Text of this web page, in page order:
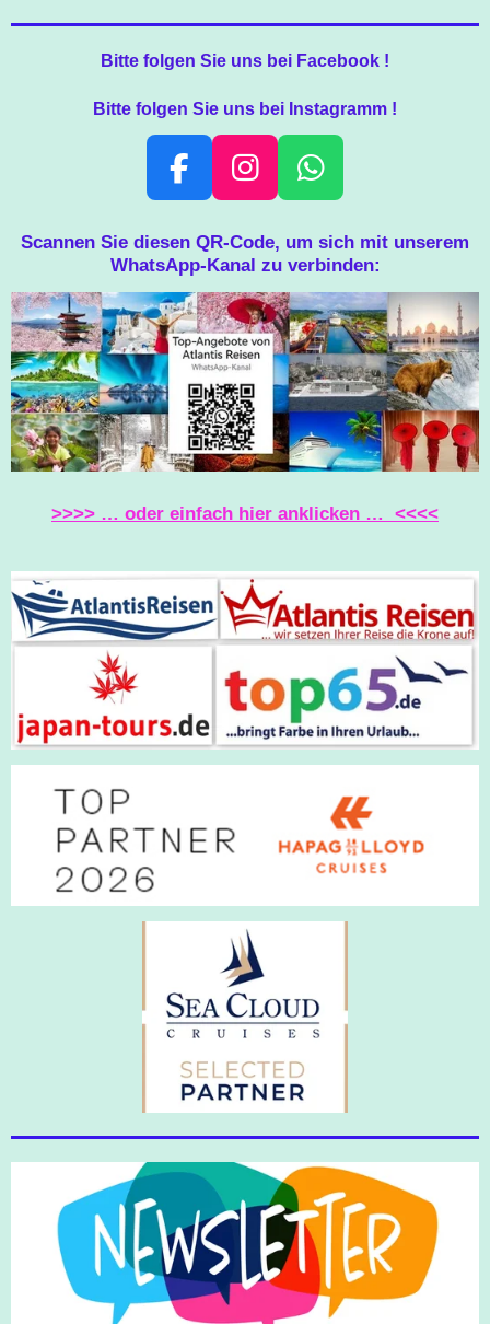
Bitte folgen Sie uns bei Facebook !
Bitte folgen Sie uns bei Instagramm !
F
C
E
B
O
O
K
I
S
T
A
G
R
A
M
W
A
T
S
A
P
P
Scannen Sie diesen QR-Code, um sich mit unserem
WhatsApp-Kanal zu verbinden:
>>>> … oder einfach hier anklicken … <<<<